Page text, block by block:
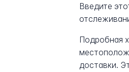
Введите
Подробная
доставки.